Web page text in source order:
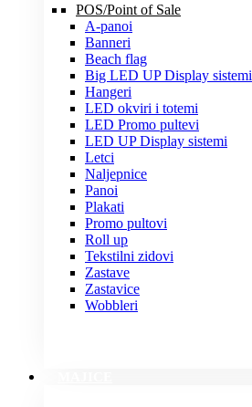
POS/Point of Sale
A-panoi
Banneri
Beach flag
Big LED UP Display sistemi
Hangeri
LED okviri i totemi
LED Promo pultevi
LED UP Display sistemi
Letci
Naljepnice
Panoi
Plakati
Promo pultovi
Roll up
Tekstilni zidovi
Zastave
Zastavice
Wobbleri